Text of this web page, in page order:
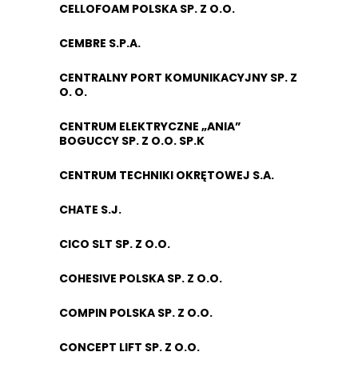
CELLOFOAM POLSKA SP. Z O.O.
CEMBRE S.P.A.
CENTRALNY PORT KOMUNIKACYJNY SP. Z
O. O.
CENTRUM ELEKTRYCZNE „ANIA”
BOGUCCY SP. Z O.O. SP.K
CENTRUM TECHNIKI OKRĘTOWEJ S.A.
CHATE S.J.
CICO SLT SP. Z O.O.
COHESIVE POLSKA SP. Z O.O.
COMPIN POLSKA SP. Z O.O.
CONCEPT LIFT SP. Z O.O.